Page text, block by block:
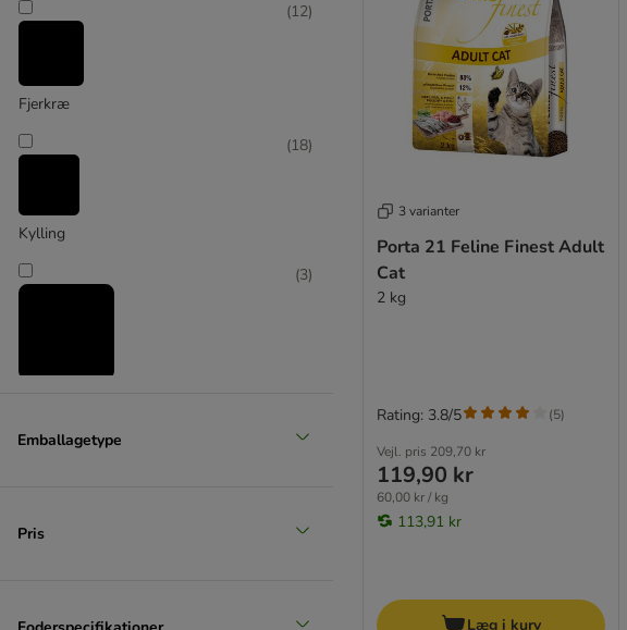
★ Greenwoods
Integra Veterinary Diet
James Wellbeloved
Leonardo
Natural Greatness
Fjerkræ
(12)
Kylling
(18)
(3)
Tunfisk
(1)
Emballagetype
Pris
3 varianter
Porta 21 Feline Finest Adult
Cat
2 kg
Vejl. pris 209,70 kr
119,90 kr
60,00 kr / kg
113,91 kr
Rating: 3.8/5 (5)
Læg i kurv